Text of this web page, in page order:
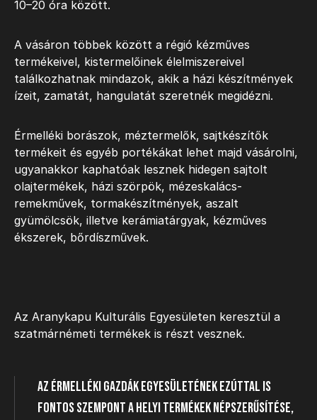
10–20 óra között.
A vásáron többek között a régió kézműves
termékeivel, kistermelőinek élelmiszereivel
találkozhatnak mindazok, akik a házi készítmények
ízeit, zamatát, hangulatát szeretnék megidézni.
Érmelléki borászok, méztermelők, sajtkészítők
termékeit és egyéb portékákat lehet majd vásárolni,
ugyanakkor kaphatóak lesznek hidegen sajtolt
olajtermékek, házi szörpök, mézeskalács-
remekművek, tormakészítmények, aszalt
gyümölcsök, illetve kerámiatárgyak, kézműves
ékszerek, bőrdíszművek.
Az Aranykapu Kulturális Egyesületen keresztül a
szatmárnémeti termékek is részt vesznek.
Az Érmelléki Gazdák Egyesületének ezúttal is
fontos szempont a helyi termékek népszerűsítése,